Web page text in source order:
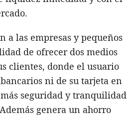
a las empresas y pequeños
de ofrecer dos medios
clientes, donde el usuario
ni de su tarjeta en
seguridad y tranquilidad
genera un ahorro